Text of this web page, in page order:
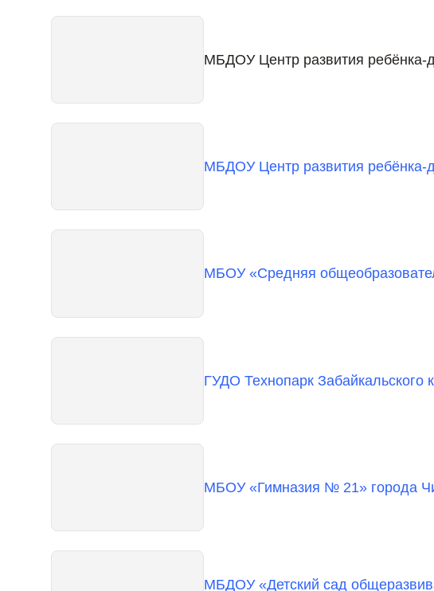
МБДОУ Центр развития ребёнка-
МБДОУ Центр развития ребёнка-
МБОУ «Средняя
ГУДО Технопарк Забайкальского
МБОУ «Гимназия № 21» города
МБДОУ «Детский сад